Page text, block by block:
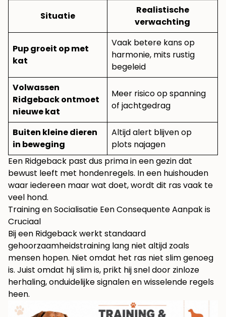
Situatie
Realistische
verwachting
Pup groeit op met
kat
Vaak betere kans op
harmonie, mits rustig
begeleid
Volwassen
Ridgeback ontmoet
nieuwe kat
Meer risico op spanning
of jachtgedrag
Buiten kleine dieren
in beweging
Altijd alert blijven op
plots najagen
Een Ridgeback past dus prima in een gezin dat
bewust leeft met hondenregels. In een huishouden
waar iedereen maar wat doet, wordt dit ras vaak te
veel hond.
Training en Socialisatie Een Consequente Aanpak is
Cruciaal
Bij een Ridgeback werkt standaard
gehoorzaamheidstraining lang niet altijd zoals
mensen hopen. Niet omdat het ras niet slim genoeg
is. Juist omdat hij slim is, prikt hij snel door zinloze
herhaling, onduidelijke signalen en wisselende regels
heen.